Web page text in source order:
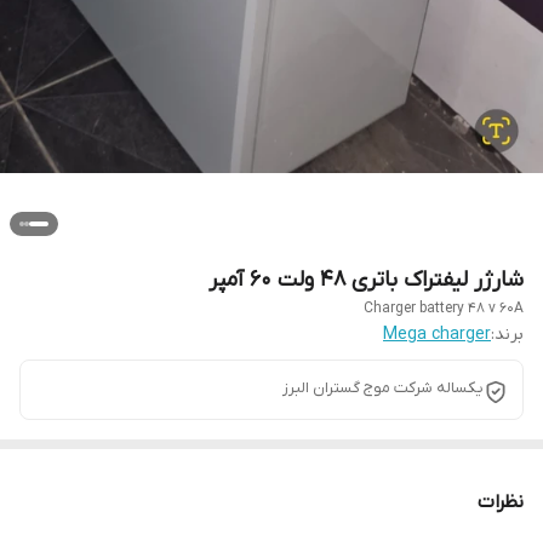
شارژر لیفتراک باتری 48 ولت 60 آمپر
Charger battery 48 v 60A
برند:Mega charger
یکساله شرکت موج گستران البرز
نظرات